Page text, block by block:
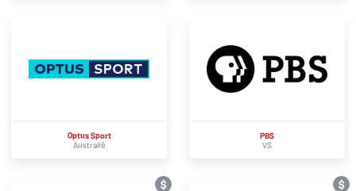
Optus Sport
Australië
PBS
VS
$ $